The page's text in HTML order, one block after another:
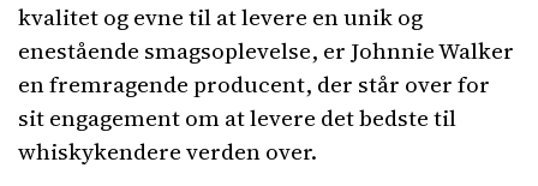
kvalitet og evne til at levere en unik og
enestående smagsoplevelse, er Johnnie Walker
en fremragende producent, der står over for
sit engagement om at levere det bedste til
whiskykendere verden over.